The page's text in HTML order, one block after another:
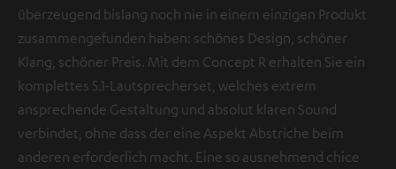
überzeugend bislang noch nie in einem einzigen Produkt
zusammengefunden haben: schönes Design, schöner
Klang, schöner Preis. Mit dem Concept R erhalten Sie ein
komplettes 5.1-Lautsprecherset, welches extrem
ansprechende Gestaltung und absolut klaren Sound
verbindet, ohne dass der eine Aspekt Abstriche beim
anderen erforderlich macht. Eine so ausnehmend chice